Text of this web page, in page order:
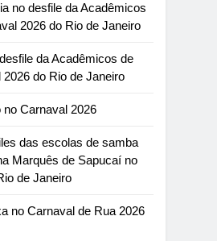
no desfile da Acadêmicos
2026 do Rio de Janeiro
da Acadêmicos de
do Rio de Janeiro
no Carnaval 2026
das escolas de samba
Marquês de Sapucaí no
de Janeiro
no Carnaval de Rua 2026